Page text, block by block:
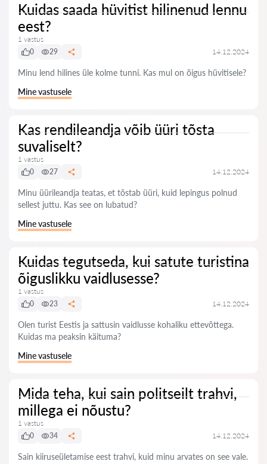
Kuidas saada hüvitist hilinenud lennu
eest?
1 vastus
0
29 14.12.2024
Minu lend hilines üle kolme tunni. Kas mul on õigus hüvitisele?
Mine vastusele
Kas rendileandja võib üüri tõsta
suvaliselt?
1 vastus
0
27 14.12.2024
Minu üürileandja teatas, et tõstab üüri, kuid lepingus polnud
sellest juttu. Kas see on lubatud?
Mine vastusele
Kuidas tegutseda, kui satute turistina
õiguslikku vaidlusesse?
1 vastus
0
23 14.12.2024
Olen turist Eestis ja sattusin vaidlusse kohaliku ettevõttega.
Kuidas ma peaksin käituma?
Mine vastusele
Mida teha, kui sain politseilt trahvi,
millega ei nõustu?
1 vastus
0
34 14.12.2024
Sain kiiruseületamise eest trahvi, kuid minu arvates on see vale.